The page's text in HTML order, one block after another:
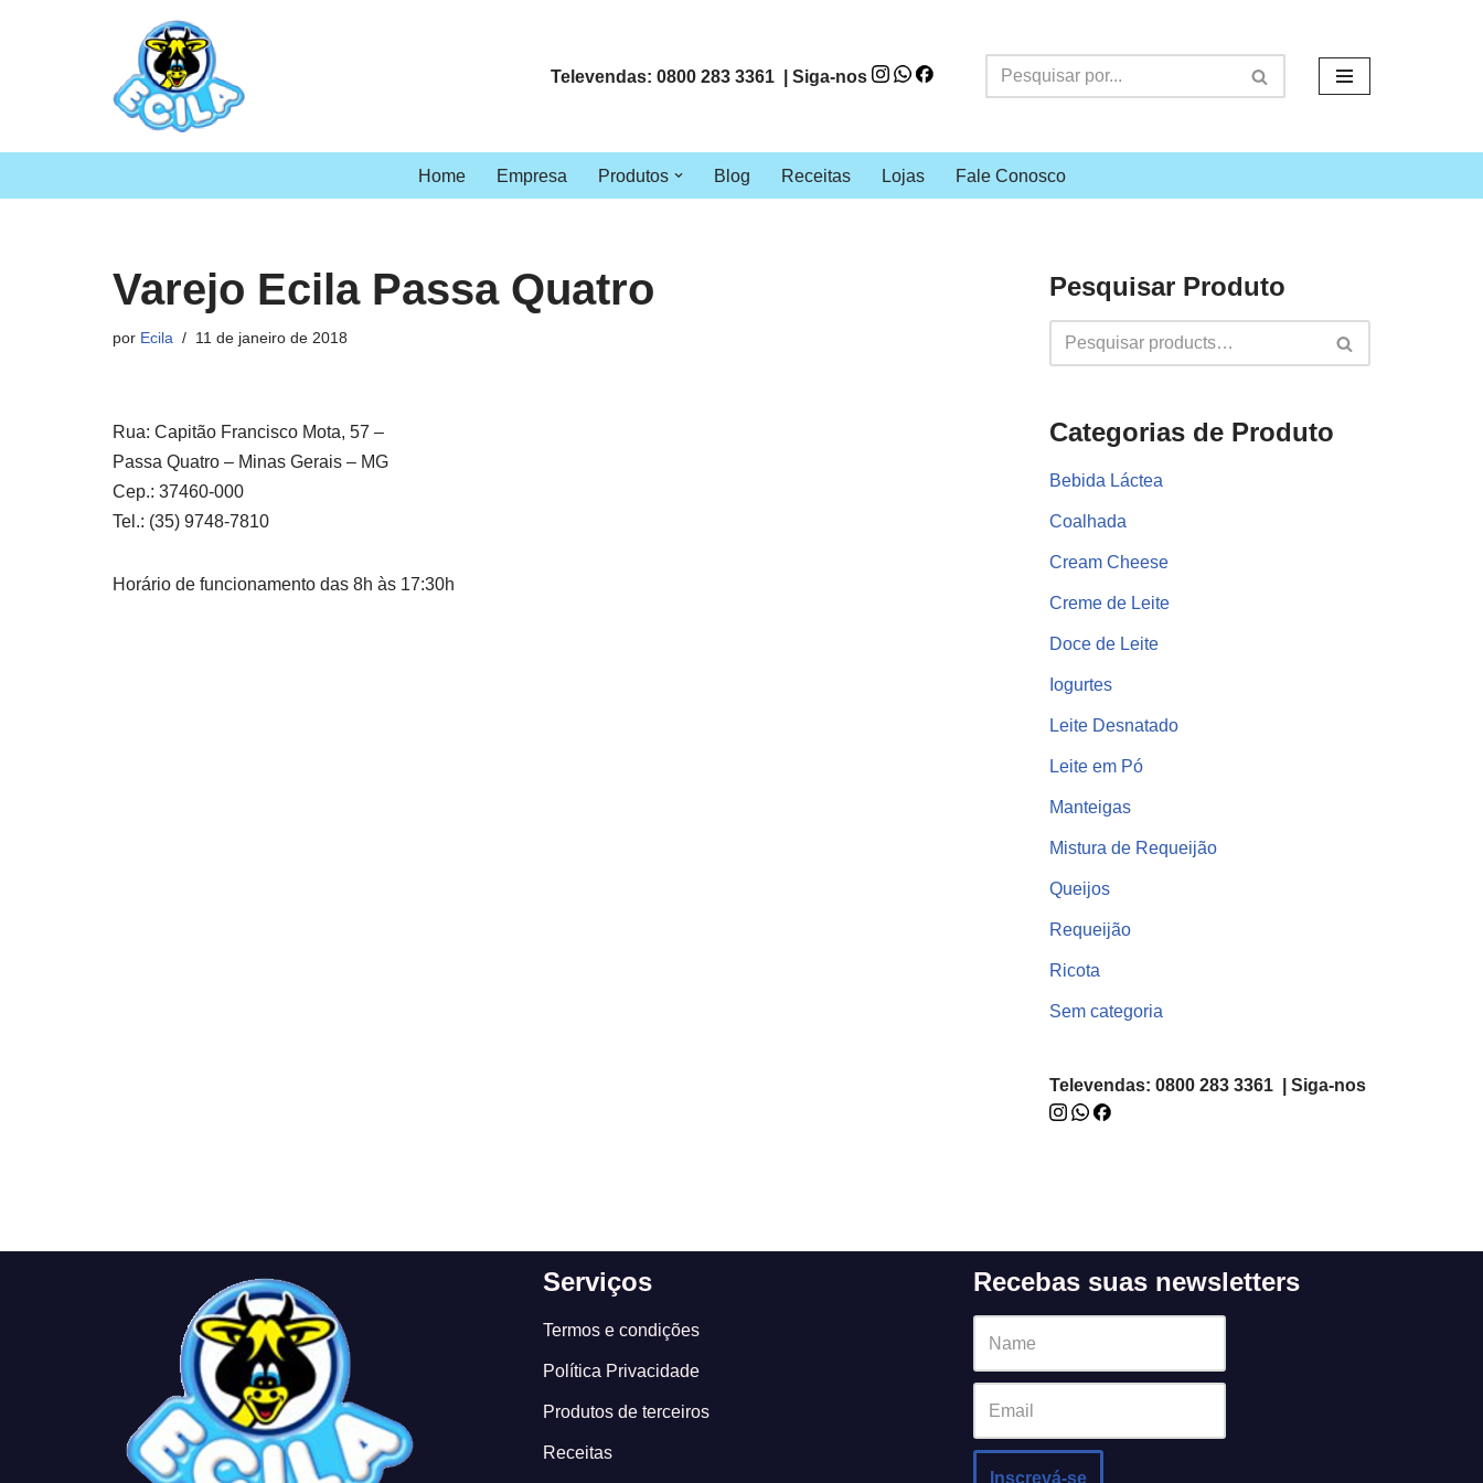
conteúdo
Televendas: 0800 283 3361 | Siga-nos
Home Empresa Produtos Blog Receitas Lojas Fale Conosco
Varejo Ecila Passa Quatro
por Ecila 11 de janeiro de 2018
Rua: Capitão Francisco Mota, 57 –
Passa Quatro – Minas Gerais – MG
Cep.: 37460-000
Tel.: (35) 9748-7810
Horário de funcionamento das 8h às 17:30h
Pesquisar Produto
Categorias de Produto
Bebida Láctea
Coalhada
Cream Cheese
Creme de Leite
Doce de Leite
Iogurtes
Leite Desnatado
Leite em Pó
Manteigas
Mistura de Requeijão
Queijos
Requeijão
Ricota
Sem categoria
Televendas: 0800 283 3361 | Siga-nos
Serviços
Termos e condições
Política Privacidade
Produtos de terceiros
Receitas
Recebas suas newsletters
Inscrevá-se